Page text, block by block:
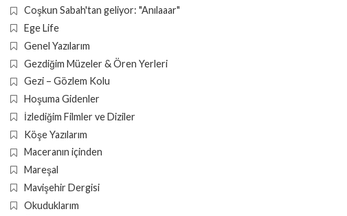
Coşkun Sabah'tan geliyor: "Anılaaar"
Ege Life
Genel Yazılarım
Gezdiğim Müzeler & Ören Yerleri
Gezi – Gözlem Kolu
Hoşuma Gidenler
İzlediğim Filmler ve Diziler
Köşe Yazılarım
Maceranın içinden
Mareşal
Mavişehir Dergisi
Okuduklarım